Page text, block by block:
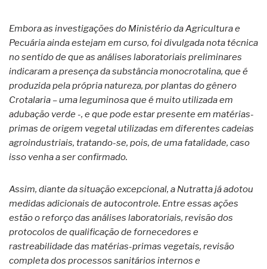
Embora as investigações do Ministério da Agricultura e
Pecuária ainda estejam em curso, foi divulgada nota técnica
no sentido de que as análises laboratoriais preliminares
indicaram a presença da substância monocrotalina, que é
produzida pela própria natureza, por plantas do gênero
Crotalaria – uma leguminosa que é muito utilizada em
adubação verde -, e que pode estar presente em matérias-
primas de origem vegetal utilizadas em diferentes cadeias
agroindustriais, tratando-se, pois, de uma fatalidade, caso
isso venha a ser confirmado.
Assim, diante da situação excepcional, a Nutratta já adotou
medidas adicionais de autocontrole. Entre essas ações
estão o reforço das análises laboratoriais, revisão dos
protocolos de qualificação de fornecedores e
rastreabilidade das matérias-primas vegetais, revisão
completa dos processos sanitários internos e